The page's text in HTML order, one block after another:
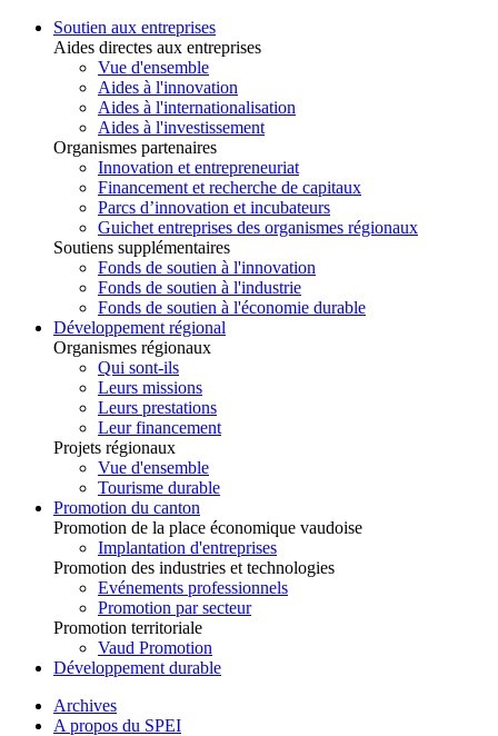
Soutien aux entreprises
Aides directes aux entreprises
Vue d'ensemble
Aides à l'innovation
Aides à l'internationalisation
Aides à l'investissement
Organismes partenaires
Innovation et entrepreneuriat
Financement et recherche de capitaux
Parcs d’innovation et incubateurs
Guichet entreprises des organismes régionaux
Soutiens supplémentaires
Fonds de soutien à l'innovation
Fonds de soutien à l'industrie
Fonds de soutien à l'économie durable
Développement régional
Organismes régionaux
Qui sont-ils
Leurs missions
Leurs prestations
Leur financement
Projets régionaux
Vue d'ensemble
Tourisme durable
Promotion du canton
Promotion de la place économique vaudoise
Implantation d'entreprises
Promotion des industries et technologies
Evénements professionnels
Promotion par secteur
Promotion territoriale
Vaud Promotion
Développement durable
Archives
A propos du SPEI